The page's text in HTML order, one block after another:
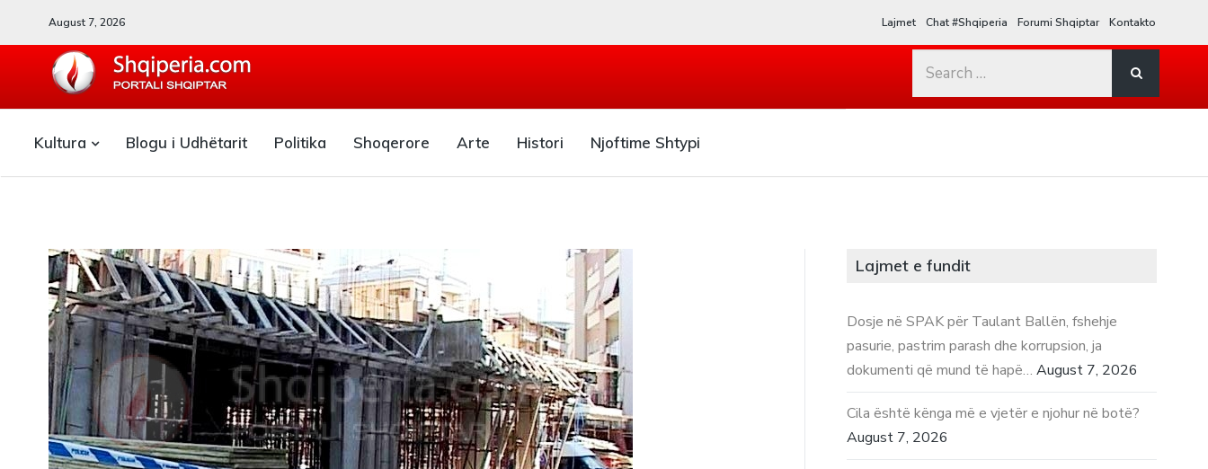
August 7, 2026 Lajmet Chat #Shqiperia Forumi Shqiptar Kontakto
Search
Kultura Blogu i Udhëtarit Politika Shoqerore Arte Histori Njoftime Shtypi
Lajmet e fundit
Dosje në SPAK për Taulant Ballën, fshehje
pasurie, pastrim parash dhe korrupsion, ja
dokumenti që mund të hapë… August 7, 2026
Cila është kënga më e vjetër e njohur në botë?
August 7, 2026